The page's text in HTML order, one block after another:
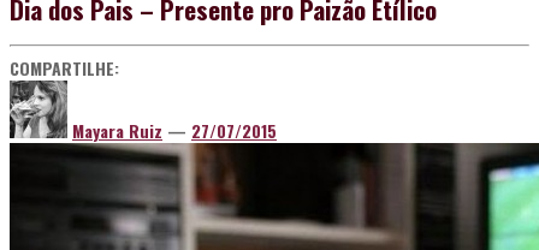
Dia dos Pais – Presente pro Paizão Etílico
COMPARTILHE:
Mayara Ruiz — 27/07/2015